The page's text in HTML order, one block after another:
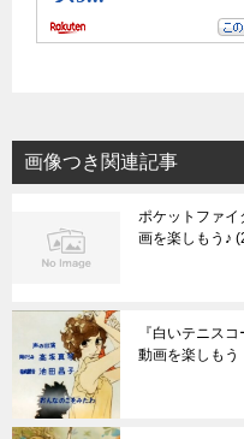
画像つき関連記事
ポケットファ
画を楽しもう♪
『白いテニス
動画を楽しもう